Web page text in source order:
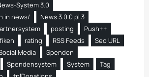
System 3.0
in news/
News 3.0.0 pl 3
posting
Push++
rating RSS Feeds
Seo URL
Media
Spenden
Spendensystem System
Tag